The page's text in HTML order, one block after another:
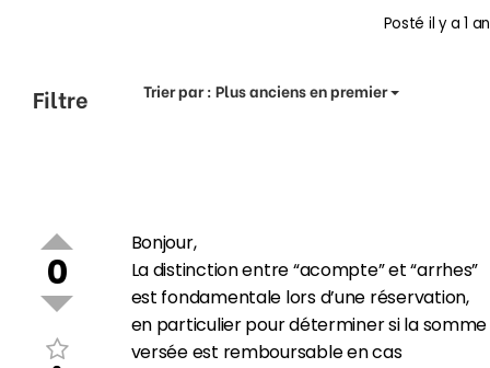
Posté il y a 1 an
Filtre Trier par :Plus anciens en premier
0
Bonjour,
La distinction entre “acompte” et “arrhes”
est fondamentale lors d’une réservation,
en particulier pour déterminer si la somme
versée est remboursable en cas